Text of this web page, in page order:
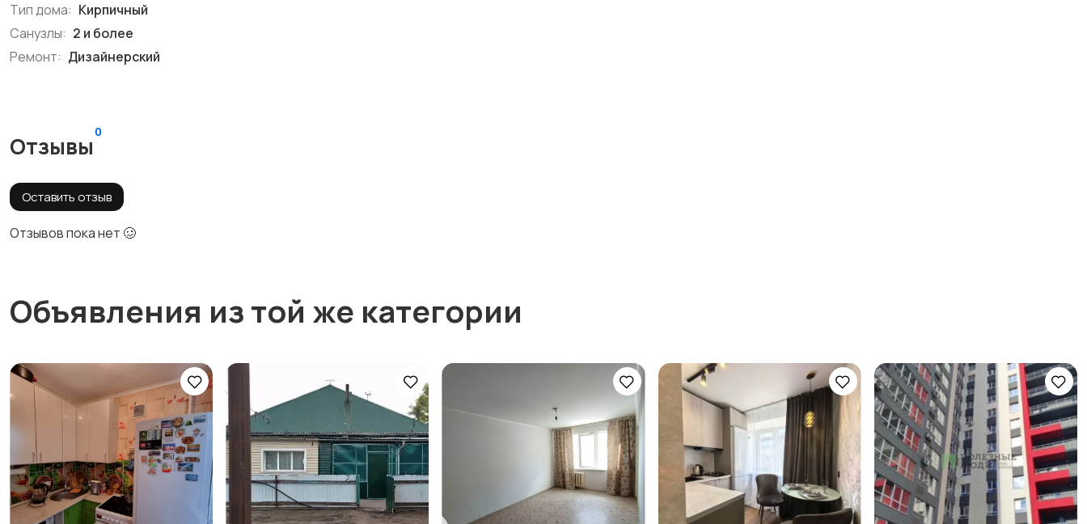
Тип дома: Кирпичный
Санузлы: 2 и более
Ремонт: Дизайнерский
Отзывы
0
Оставить отзыв
Отзывов пока нет 🥴
Объявления из той же категории